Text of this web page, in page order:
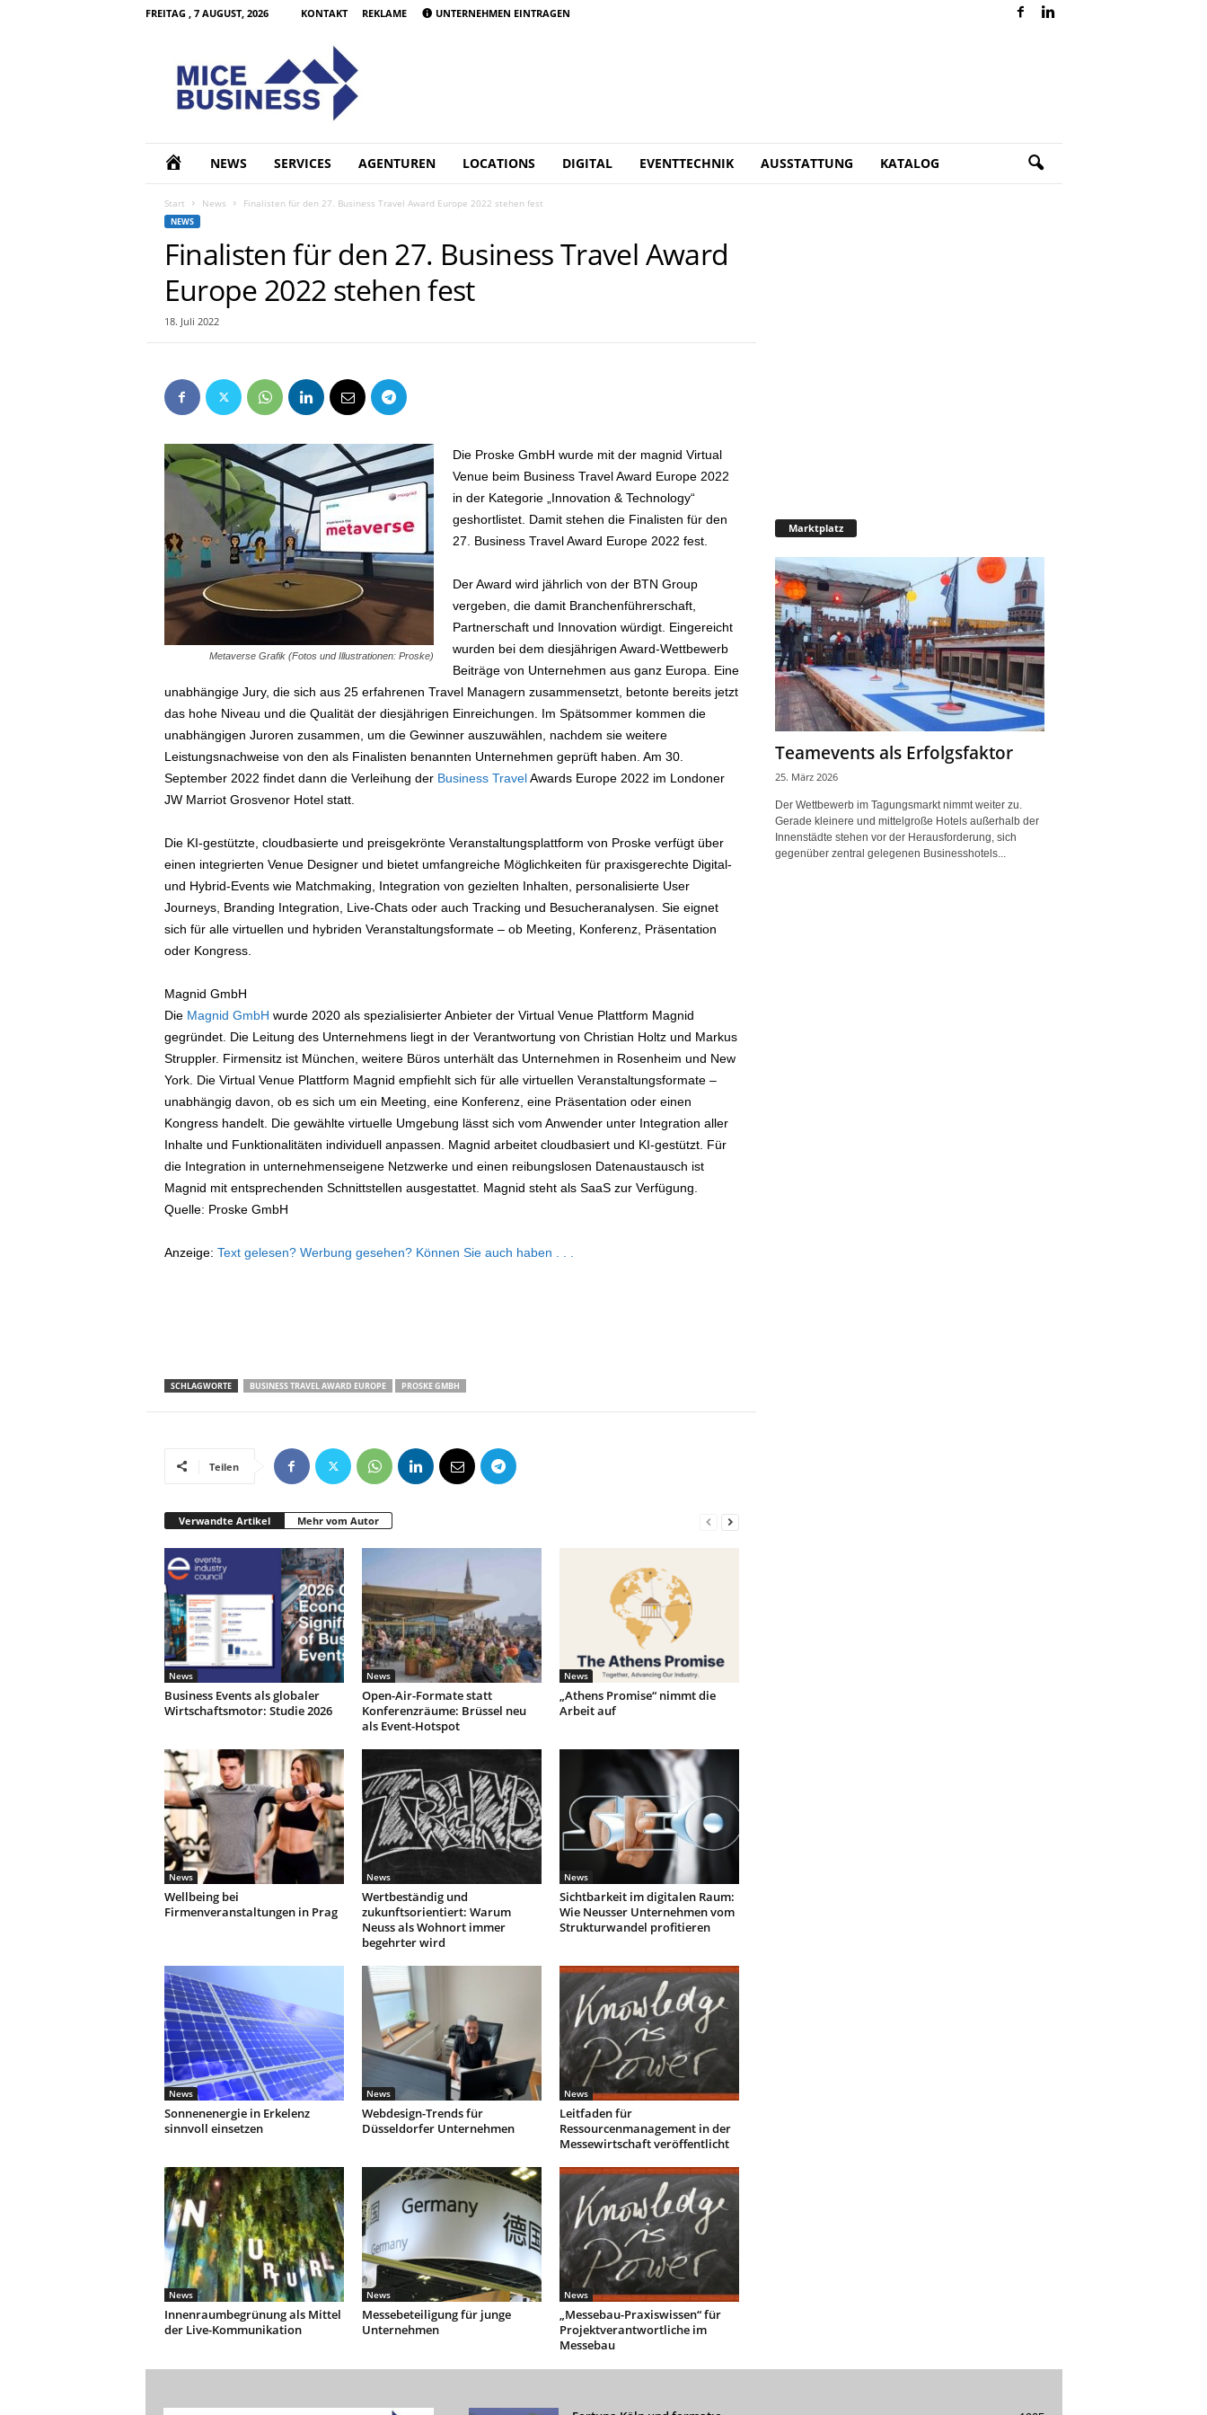
FREITAG , 7 AUGUST, 2026 KONTAKT REKLAME UNTERNEHMEN EINTRAGEN
O
M
NEWS SERVICES AGENTUREN LOCATIONS DIGITAL EVENTTECHNIK AUSSTATTUNG KATALOG
Start News Finalisten für den 27. Business Travel Award Europe 2022 stehen fest
NEWS
Finalisten für den 27. Business Travel Award
Europe 2022 stehen fest
18. Juli 2022
Metaverse Grafik (Fotos und Illustrationen: Proske)
Die Proske GmbH wurde mit der magnid Virtual
Venue beim Business Travel Award Europe 2022
in der Kategorie „Innovation & Technology“
geshortlistet. Damit stehen die Finalisten für den
27. Business Travel Award Europe 2022 fest.
Der Award wird jährlich von der BTN Group
vergeben, die damit Branchenführerschaft,
Partnerschaft und Innovation würdigt. Eingereicht
wurden bei dem diesjährigen Award-Wettbewerb
Beiträge von Unternehmen aus ganz Europa. Eine
unabhängige Jury, die sich aus 25 erfahrenen Travel Managern zusammensetzt, betonte bereits jetzt
das hohe Niveau und die Qualität der diesjährigen Einreichungen. Im Spätsommer kommen die
unabhängigen Juroren zusammen, um die Gewinner auszuwählen, nachdem sie weitere
Leistungsnachweise von den als Finalisten benannten Unternehmen geprüft haben. Am 30.
September 2022 findet dann die Verleihung der Business TravelAwards Europe 2022 im Londoner
JW Marriot Grosvenor Hotel statt.
Die KI-gestützte, cloudbasierte und preisgekrönte Veranstaltungsplattform von Proske verfügt über
einen integrierten Venue Designer und bietet umfangreiche Möglichkeiten für praxisgerechte Digital-
und Hybrid-Events wie Matchmaking, Integration von gezielten Inhalten, personalisierte User
Journeys, Branding Integration, Live-Chats oder auch Tracking und Besucheranalysen. Sie eignet
sich für alle virtuellen und hybriden Veranstaltungsformate – ob Meeting, Konferenz, Präsentation
oder Kongress.
Magnid GmbH
Die Magnid GmbH wurde 2020 als spezialisierter Anbieter der Virtual Venue Plattform Magnid
gegründet. Die Leitung des Unternehmens liegt in der Verantwortung von Christian Holtz und Markus
Struppler. Firmensitz ist München, weitere Büros unterhält das Unternehmen in Rosenheim und New
York. Die Virtual Venue Plattform Magnid empfiehlt sich für alle virtuellen Veranstaltungsformate –
unabhängig davon, ob es sich um ein Meeting, eine Konferenz, eine Präsentation oder einen
Kongress handelt. Die gewählte virtuelle Umgebung lässt sich vom Anwender unter Integration aller
Inhalte und Funktionalitäten individuell anpassen. Magnid arbeitet cloudbasiert und KI-gestützt. Für
die Integration in unternehmenseigene Netzwerke und einen reibungslosen Datenaustausch ist
Magnid mit entsprechenden Schnittstellen ausgestattet. Magnid steht als SaaS zur Verfügung.
Quelle: Proske GmbH
Anzeige: Text gelesen? Werbung gesehen? Können Sie auch haben . . .
SCHLAGWORTE BUSINESS TRAVEL AWARD EUROPE PROSKE GMBH
Teilen
Verwandte Artikel Mehr vom Autor
News
Business Events als globaler
Wirtschaftsmotor: Studie 2026
News
Open-Air-Formate statt
Konferenzräume: Brüssel neu
als Event-Hotspot
News
„Athens Promise“ nimmt die
Arbeit auf
News
Wellbeing bei
Firmenveranstaltungen in Prag
News
Wertbeständig und
zukunftsorientiert: Warum
Neuss als Wohnort immer
begehrter wird
News
Sichtbarkeit im digitalen Raum:
Wie Neusser Unternehmen vom
Strukturwandel profitieren
News
Sonnenenergie in Erkelenz
sinnvoll einsetzen
News
Webdesign-Trends für
Düsseldorfer Unternehmen
News
Leitfaden für
Ressourcenmanagement in der
Messewirtschaft veröffentlicht
News
Innenraumbegrünung als Mittel
der Live-Kommunikation
News
Messebeteiligung für junge
Unternehmen
News
„Messebau-Praxiswissen“ für
Projektverantwortliche im
Messebau
Marktplatz
Teamevents als Erfolgsfaktor
25. März 2026
Der Wettbewerb im Tagungsmarkt nimmt weiter zu.
Gerade kleinere und mittelgroße Hotels außerhalb der
Innenstädte stehen vor der Herausforderung, sich
gegenüber zentral gelegenen Businesshotels...